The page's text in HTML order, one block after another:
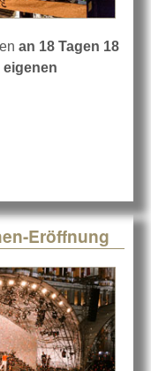
an 18 Tagen 18
eigenen
Eröffnung